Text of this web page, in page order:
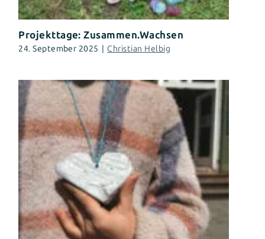
Projekttage: Zusammen.Wachsen
24. September 2025 Christian Helbig